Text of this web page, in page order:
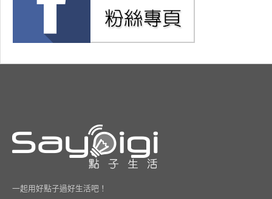
一起用好點子過好生活吧！